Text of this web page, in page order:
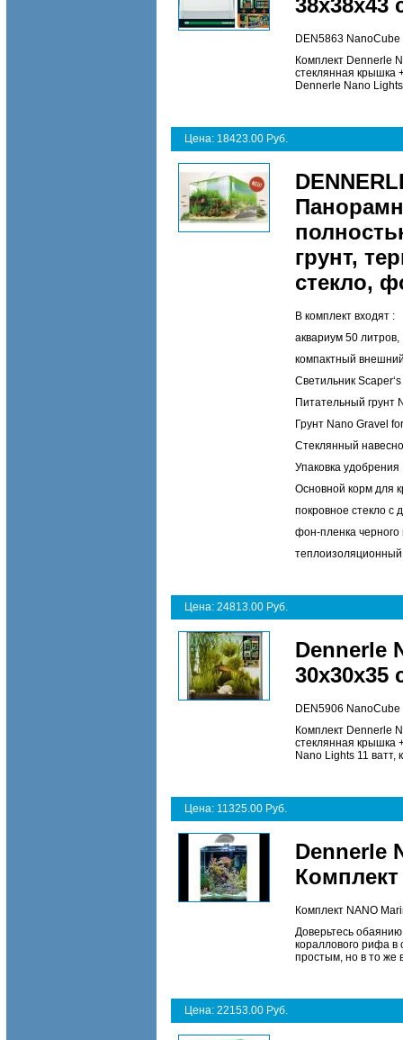
38х38х43
DEN5863
Комплект Dennerle
стеклянная крышка
Dennerle Nano
Цена: 18423.00 Руб.
грунт,
стекло,
В комплект входят :
аквариум 50 литров,
компактный
Светильник
Питательный грунт
Грунт Nano Gravel
Стеклянный
Упаковка
Основной корм для
покровное стекло с
фон-пленка черного
теплоизоляционный
Цена: 24813.00 Руб.
Dennerle
30х30х35
DEN5906
Комплект Dennerle
стеклянная крышка
Nano Lights 11 ватт,
Цена: 11325.00 Руб.
Dennerle
Комплект
Комплект NANO
Доверьтесь
кораллового рифа
простым, но в то же
Цена: 22153.00 Руб.